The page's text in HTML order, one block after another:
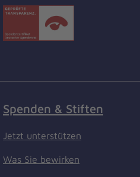
Spenden & Stiften
Jetzt unterstützen
Was Sie bewirken